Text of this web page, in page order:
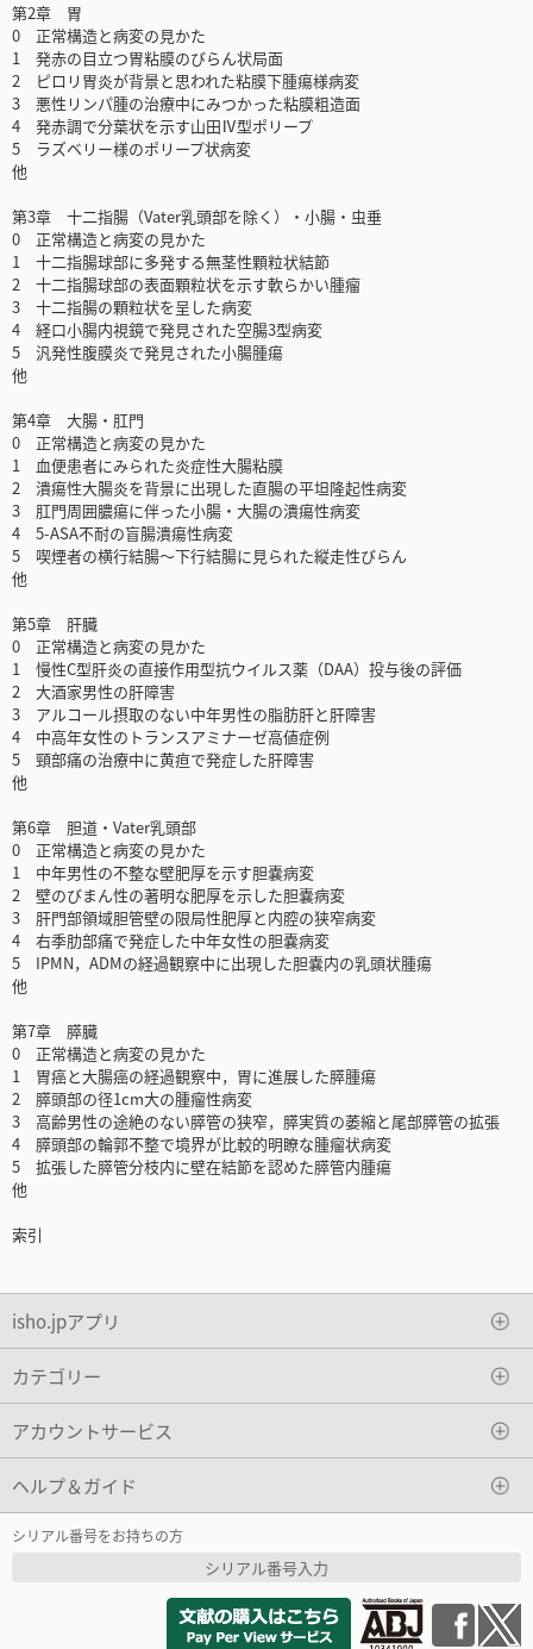
第2章 胃
0 正常構造と病変の見かた
1 発赤の目立つ胃粘膜のびらん状局面
2 ピロリ胃炎が背景と思われた粘膜下腫瘍様病変
3 悪性リンパ腫の治療中にみつかった粘膜粗造面
4 発赤調で分葉状を示す山田Ⅳ型ポリープ
5 ラズベリー様のポリープ状病変
他
第3章 十二指腸（Vater乳頭部を除く）・小腸・虫垂
0 正常構造と病変の見かた
1 十二指腸球部に多発する無茎性顆粒状結節
2 十二指腸球部の表面顆粒状を示す軟らかい腫瘤
3 十二指腸の顆粒状を呈した病変
4 経口小腸内視鏡で発見された空腸3型病変
5 汎発性腹膜炎で発見された小腸腫瘍
他
第4章 大腸・肛門
0 正常構造と病変の見かた
1 血便患者にみられた炎症性大腸粘膜
2 潰瘍性大腸炎を背景に出現した直腸の平坦隆起性病変
3 肛門周囲膿瘍に伴った小腸・大腸の潰瘍性病変
4 5-ASA不耐の盲腸潰瘍性病変
5 喫煙者の横行結腸～下行結腸に見られた縦走性びらん
他
第5章 肝臓
0 正常構造と病変の見かた
1 慢性C型肝炎の直接作用型抗ウイルス薬（DAA）投与後の評価
2 大酒家男性の肝障害
3 アルコール摂取のない中年男性の脂肪肝と肝障害
4 中高年女性のトランスアミナーゼ高値症例
5 頸部痛の治療中に黄疸で発症した肝障害
他
第6章 胆道・Vater乳頭部
0 正常構造と病変の見かた
1 中年男性の不整な壁肥厚を示す胆嚢病変
2 壁のびまん性の著明な肥厚を示した胆嚢病変
3 肝門部領域胆管壁の限局性肥厚と内腔の狭窄病変
4 右季肋部痛で発症した中年女性の胆嚢病変
5 IPMN，ADMの経過観察中に出現した胆嚢内の乳頭状腫瘍
他
第7章 膵臓
0 正常構造と病変の見かた
1 胃癌と大腸癌の経過観察中，胃に進展した膵腫瘍
2 膵頭部の径1cm大の腫瘤性病変
3 高齢男性の途絶のない膵管の狭窄，膵実質の萎縮と尾部膵管の拡張
4 膵頭部の輪郭不整で境界が比較的明瞭な腫瘤状病変
5 拡張した膵管分枝内に壁在結節を認めた膵管内腫瘍
他
索引
isho.jpアプリ
カテゴリー
アカウントサービス
ヘルプ＆ガイド
シリアル番号をお持ちの方
シリアル番号入力